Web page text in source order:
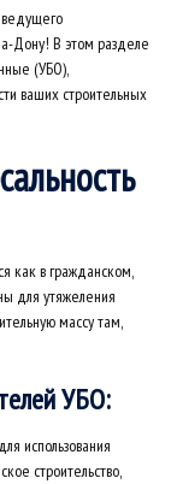
Дону! В этом разделе
(УБО),
ваших строительных
как в гражданском,
для утяжеления
массу там,
УБО:
использования
строительство,